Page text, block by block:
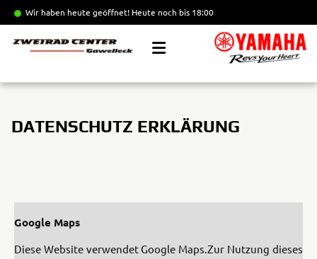
Wir haben heute geöffnet! Heute noch bis 18:00
DATENSCHUTZ ERKLÄRUNG
Google Maps
Diese Website verwendet Google Maps.Zur Nutzung dieses